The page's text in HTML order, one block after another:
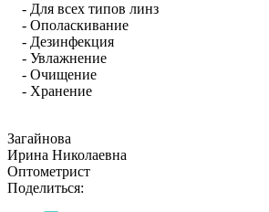
- Для всех типов линз
- Ополаскивание
- Дезинфекция
- Увлажнение
- Очищение
- Хранение
Загайнова
Ирина Николаевна
Оптометрист
Поделиться: